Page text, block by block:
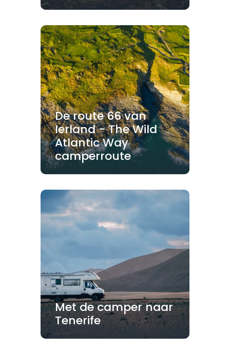
De route 66 van
Ierland - The Wild
Atlantic Way
camperroute
Met de camper naar
Tenerife